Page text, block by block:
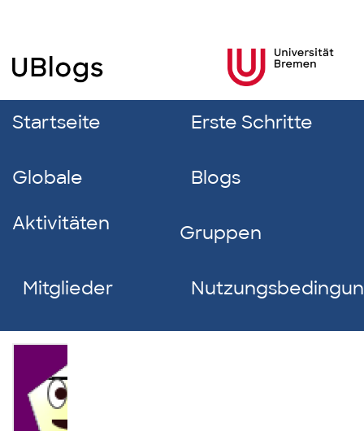
Startseite Erste Schritte
Globale
Aktivitäten
Blogs
Gruppen
Mitglieder